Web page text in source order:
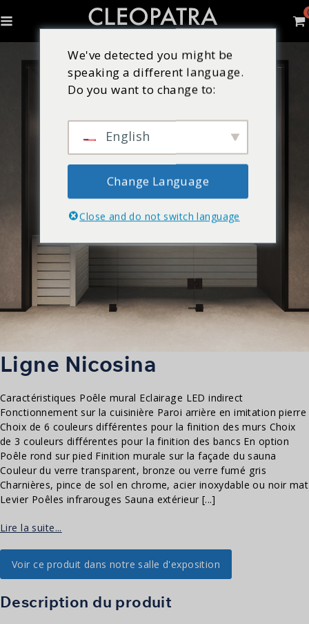
Ligne Nicosina
Caractéristiques Poêle mural Eclairage LED indirect
Fonctionnement sur la cuisinière Paroi arrière en imitation pierre
Choix de 6 couleurs différentes pour la finition des murs Choix
de 3 couleurs différentes pour la finition des bancs En option
Poêle rond sur pied Finition murale sur la façade du sauna
Couleur du verre transparent, bronze ou verre fumé gris
Charnières, pince de sol en chrome, acier inoxydable ou noir mat
Levier Poêles infrarouges Sauna extérieur [...]
Lire la suite...
Voir ce produit dans notre salle d'exposition
Description du produit
We've detected you might be
speaking a different language.
Do you want to change to:
English
Change Language
Close and do not switch language